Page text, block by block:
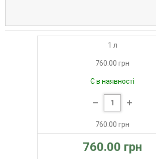
1 л
760.00 грн
Є в наявності
760.00 грн
760.00 грн